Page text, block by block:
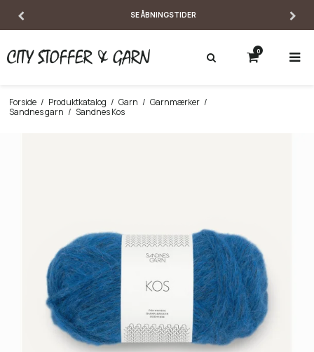
SE ÅBNINGSTIDER
0
Forside / Produktkatalog / Garn / Garnmærker /
Sandnes garn / Sandnes Kos